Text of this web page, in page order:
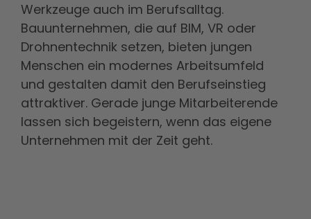
Werkzeuge auch im Berufsalltag.
Bauunternehmen, die auf BIM, VR oder
Drohnentechnik setzen, bieten jungen
Menschen ein modernes Arbeitsumfeld
und gestalten damit den Berufseinstieg
attraktiver. Gerade junge Mitarbeiterende
lassen sich begeistern, wenn das eigene
Unternehmen mit der Zeit geht.